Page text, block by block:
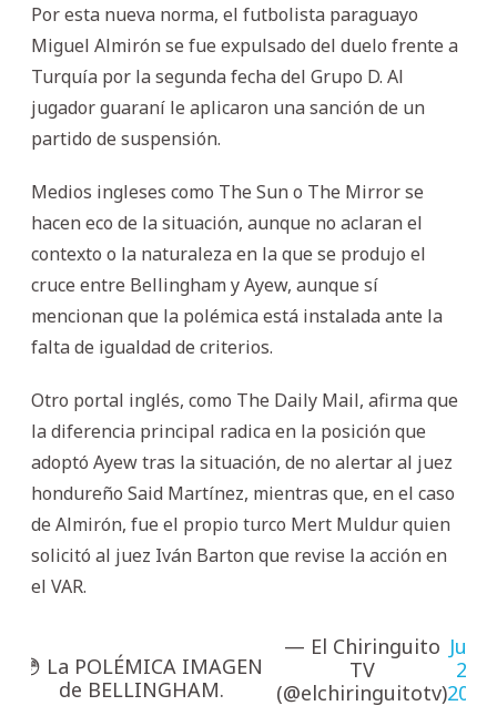
Por esta nueva norma, el futbolista paraguayo
Miguel Almirón se fue expulsado del duelo frente a
Turquía por la segunda fecha del Grupo D. Al
jugador guaraní le aplicaron una sanción de un
partido de suspensión.
Medios ingleses como The Sun o The Mirror se
hacen eco de la situación, aunque no aclaran el
contexto o la naturaleza en la que se produjo el
cruce entre Bellingham y Ayew, aunque sí
mencionan que la polémica está instalada ante la
falta de igualdad de criterios.
Otro portal inglés, como The Daily Mail, afirma que
la diferencia principal radica en la posición que
adoptó Ayew tras la situación, de no alertar al juez
hondureño Said Martínez, mientras que, en el caso
de Almirón, fue el propio turco Mert Muldur quien
solicitó al juez Iván Barton que revise la acción en
el VAR.
😳 La POLÉMICA IMAGEN
de BELLINGHAM.
— El Chiringuito
TV
(@elchiringuitotv)
June
24,
2026